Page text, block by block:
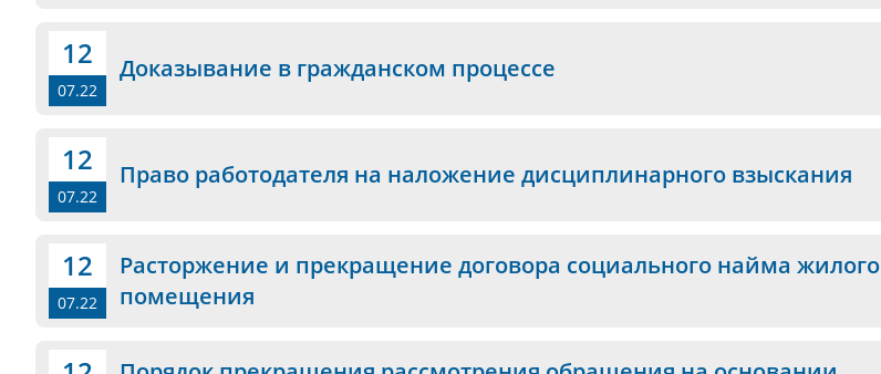
12
07.22
Доказывание в гражданском процессе
12
07.22
Право работодателя на наложение дисциплинарного взыскания
12
07.22
Расторжение и прекращение договора социального найма жилого
помещения